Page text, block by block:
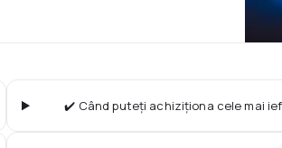
✔️ Când puteți achiziționa cele mai